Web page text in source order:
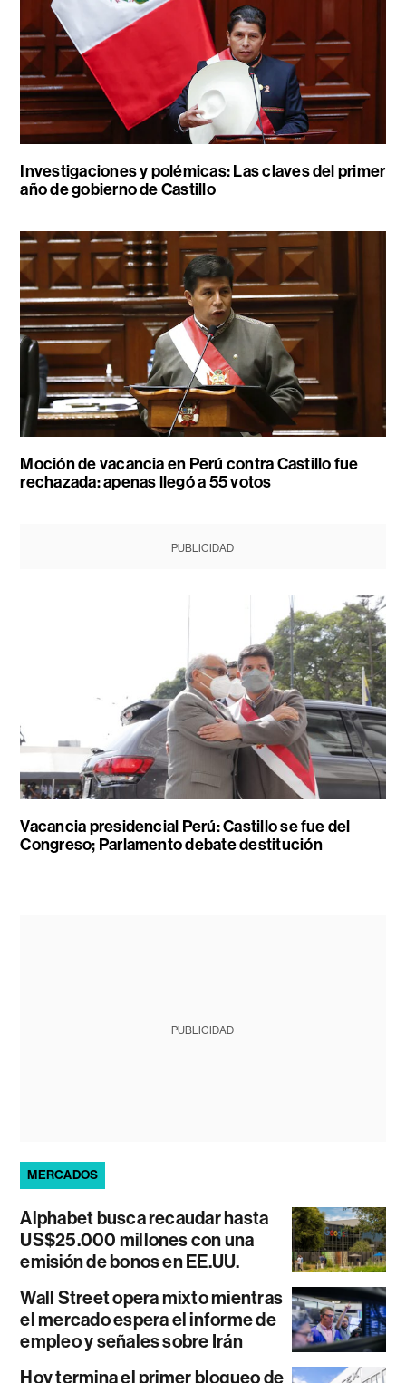
Investigaciones y polémicas: Las claves del primer
año de gobierno de Castillo
Moción de vacancia en Perú contra Castillo fue
rechazada: apenas llegó a 55 votos
PUBLICIDAD
Vacancia presidencial Perú: Castillo se fue del
Congreso; Parlamento debate destitución
PUBLICIDAD
MERCADOS
Alphabet busca recaudar hasta
US$25.000 millones con una
emisión de bonos en EE.UU.
Wall Street opera mixto mientras
el mercado espera el informe de
empleo y señales sobre Irán
Hoy termina el primer bloqueo de